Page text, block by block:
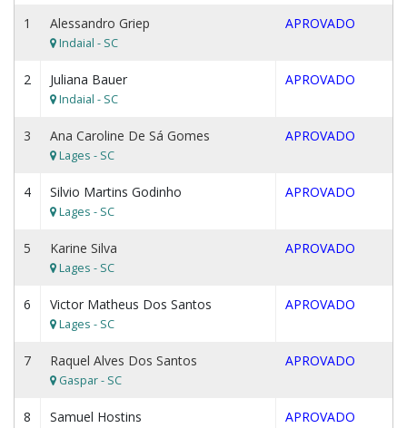
1 Alessandro Griep
Indaial - SC
APROVADO
2 Juliana Bauer
Indaial - SC
APROVADO
3 Ana Caroline De Sá Gomes
Lages - SC
APROVADO
4 Silvio Martins Godinho
Lages - SC
APROVADO
5 Karine Silva
Lages - SC
APROVADO
6 Victor Matheus Dos Santos
Lages - SC
APROVADO
7 Raquel Alves Dos Santos
Gaspar - SC
APROVADO
8 Samuel Hostins APROVADO